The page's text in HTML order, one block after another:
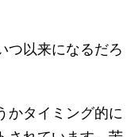
つ以来になるだろ
かタイミング的に